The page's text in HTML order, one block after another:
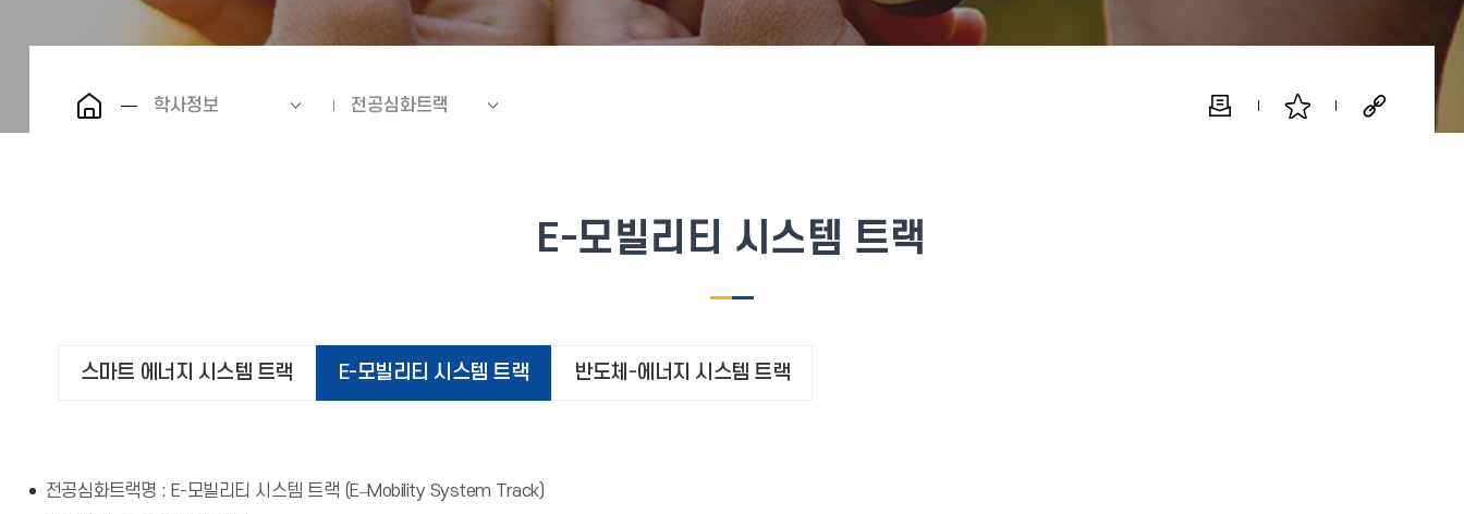
학사정보 전공심화트랙
E-모빌리티 시스템 트랙
스마트 에너지 시스템 트랙 E-모빌리티 시스템 트랙 반도체-에너지 시스템 트랙
전공심화트랙명 : E-모빌리티 시스템 트랙 (E‒Mobility System Track)